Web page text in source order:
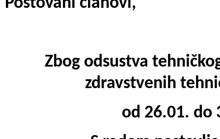
Poštovani članovi,
Zbog odsustva
zdravstvenih
od 26.01. do